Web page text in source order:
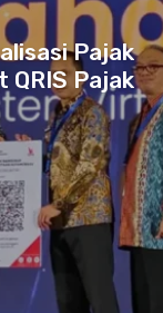
Pajak
Pajak